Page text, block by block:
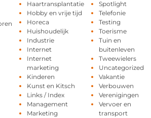
Haartransplantatie
Hobby en vrije tijd
Horeca
Huishoudelijk
Industrie
Internet
Internet
marketing
Kinderen
Kunst en Kitsch
Links / Index
Management
Marketing
Spotlight
Telefonie
Testing
Toerisme
Tuin en
buitenleven
Tweewielers
Uncategorized
Vakantie
Verbouwen
Verenigingen
Vervoer en
transport